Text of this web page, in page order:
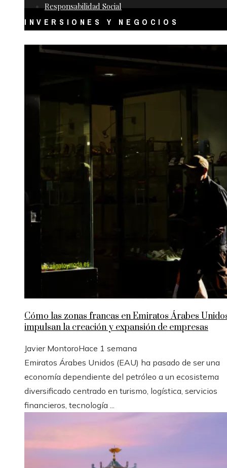
Responsabilidad Social
INVERSIONES Y NEGOCIOS
Cómo las zonas francas en Emiratos Árabes
impulsan la creación y expansión de empresas
Javier MontoroHace 1 semana
Emiratos Árabes Unidos (EAU) ha pasado de ser una
economía dependiente del petróleo a un ecosistema
diversificado centrado en turismo, logística, servicios
financieros, tecnología ...